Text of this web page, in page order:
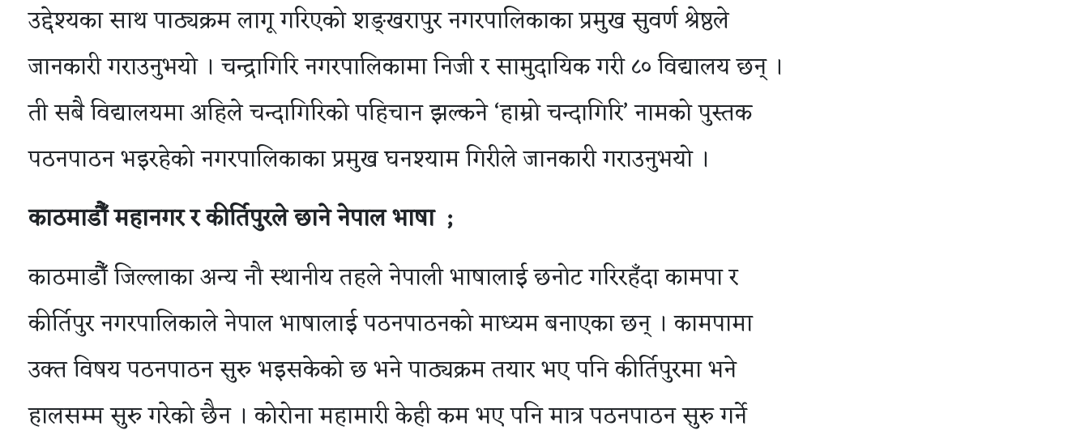
उद्देश्यका साथ पाठ्यक्रम लागू गरिएको शङ्खरापुर नगरपालिकाका प्रमुख सुवर्ण श्रेष्ठले
जानकारी गराउनुभयो । चन्द्रागिरि नगरपालिकामा निजी र सामुदायिक गरी ८० विद्यालय छन् ।
ती सबै विद्यालयमा अहिले चन्दागिरिको पहिचान झल्कने ‘हाम्रो चन्दागिरि’ नामको पुस्तक
पठनपाठन भइरहेको नगरपालिकाका प्रमुख घनश्याम गिरीले जानकारी गराउनुभयो ।
काठमाडौँमहानगररकीर्तिपुरलेछानेनेपालभाषा;
काठमाडौँ जिल्लाका अन्य नौ स्थानीय तहले नेपाली भाषालाई छनोट गरिरहँदा कामपा र
कीर्तिपुर नगरपालिकाले नेपाल भाषालाई पठनपाठनको माध्यम बनाएका छन् । कामपामा
उक्त विषय पठनपाठन सुरु भइसकेको छ भने पाठ्यक्रम तयार भए पनि कीर्तिपुरमा भने
हालसम्म सुरु गरेको छैन । कोरोना महामारी केही कम भए पनि मात्र पठनपाठन सुरु गर्ने